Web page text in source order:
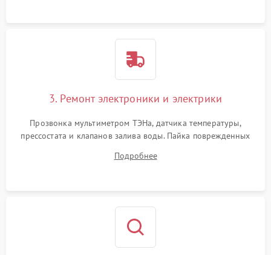
3. Ремонт электроники и электрики
Прозвонка мультиметром ТЭНа, датчика температуры,
прессостата и клапанов залива воды. Пайка поврежденных
Восстановление целостности проводки и контактов.
Подробнее